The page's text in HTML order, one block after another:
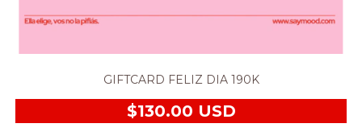
GIFTCARD FELIZ DIA 190K
$130.00 USD